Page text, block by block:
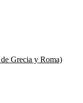
Grecia y Roma)